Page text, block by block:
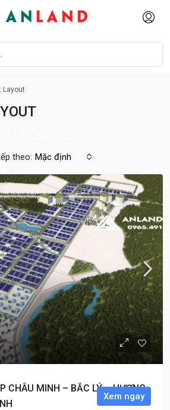
Layout
theo: Mặc định
CHÂU MINH – BẮC LÝ – HƯƠNG
Xem ngay